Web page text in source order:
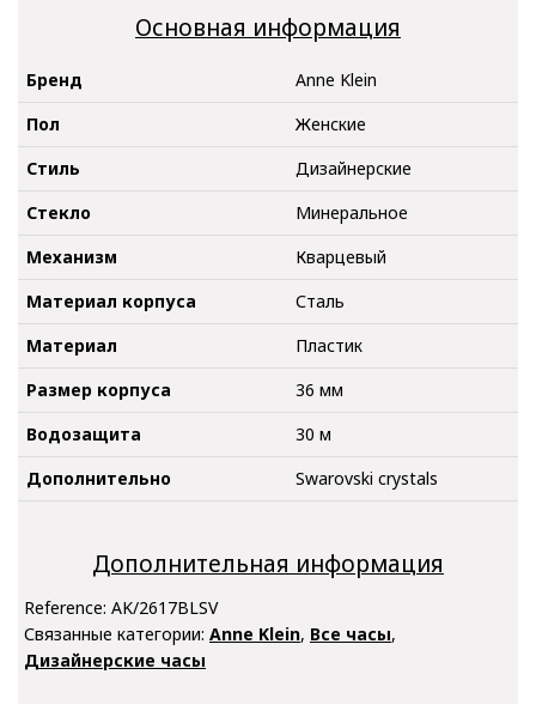
Основная информация
Бренд
Anne Klein
Пол
Женские
Стиль
Дизайнерские
Стекло
Минеральное
Механизм
Кварцевый
Материал корпуса
Сталь
Материал
Пластик
Размер корпуса
36 мм
Водозащита
30 м
Дополнительно
Swarovski crystals
Дополнительная информация
Reference: AK/2617BLSV
Связанные категории: Anne Klein, Все часы,
Дизайнерские часы